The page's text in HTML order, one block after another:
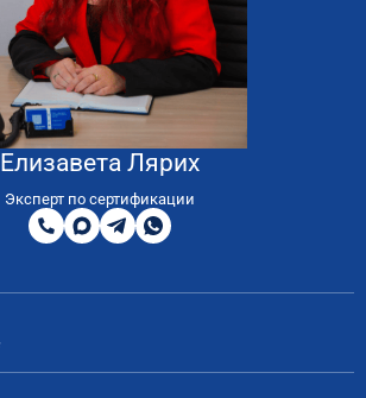
Елизавета Лярих
Эксперт по сертификации
8
800
200
51
MAXTelegram
WhatsApp